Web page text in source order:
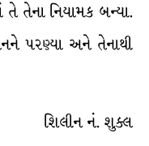
તે તેના નિયામક બન્યા.
પરણ્યા અને તેનાથી
શિલીન નં. શુક્લ